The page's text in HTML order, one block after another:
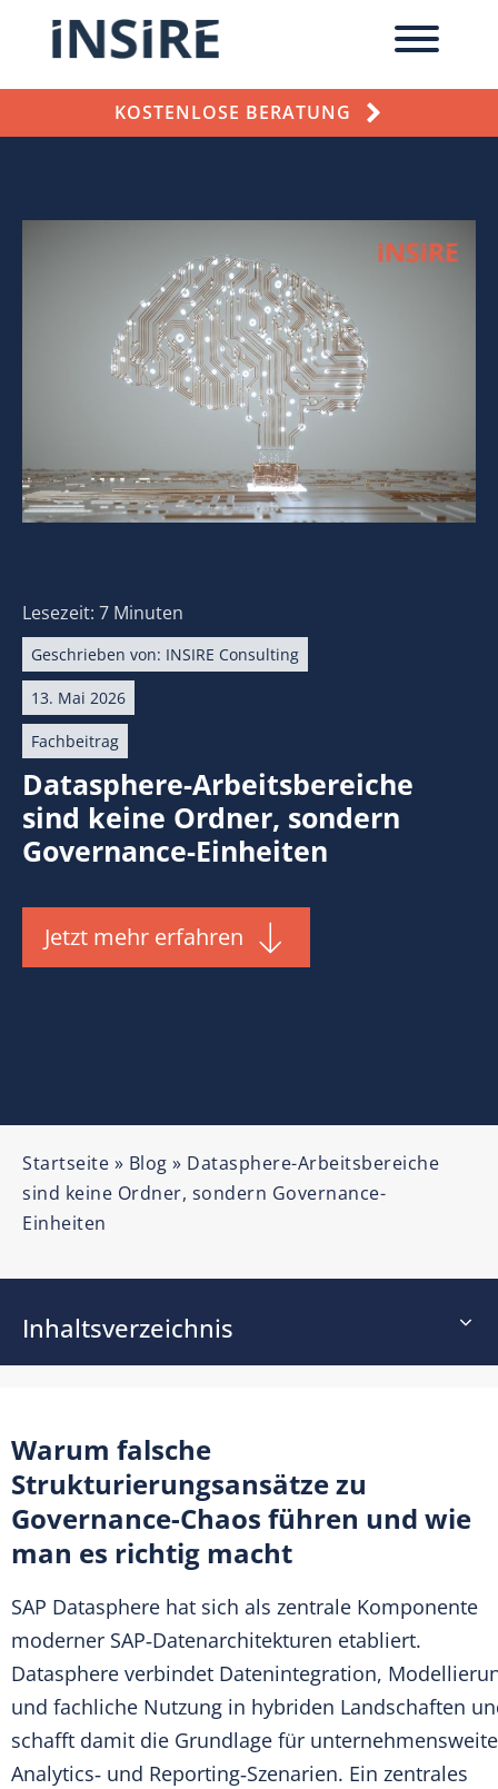
KOSTENLOSE BERATUNG
Lesezeit: 7 Minuten
Geschrieben von: INSIRE Consulting
13. Mai 2026
Fachbeitrag
Datasphere-Arbeitsbereiche
sind keine Ordner, sondern
Governance-Einheiten
Jetzt mehr erfahren
Startseite » Blog » Datasphere-Arbeitsbereiche
sind keine Ordner, sondern Governance-
Einheiten
Warum falsche
Strukturierungsansätze zu
Governance-Chaos führen und wie
man es richtig macht
SAP Datasphere hat sich als zentrale Komponente
moderner SAP‑Datenarchitekturen etabliert.
Datasphere verbindet Datenintegration,
und fachliche Nutzung in hybriden Landschaften
schafft damit die Grundlage für unternehmensweite
Analytics‑ und Reporting‑Szenarien. Ein zentrales
Inhaltsverzeichnis